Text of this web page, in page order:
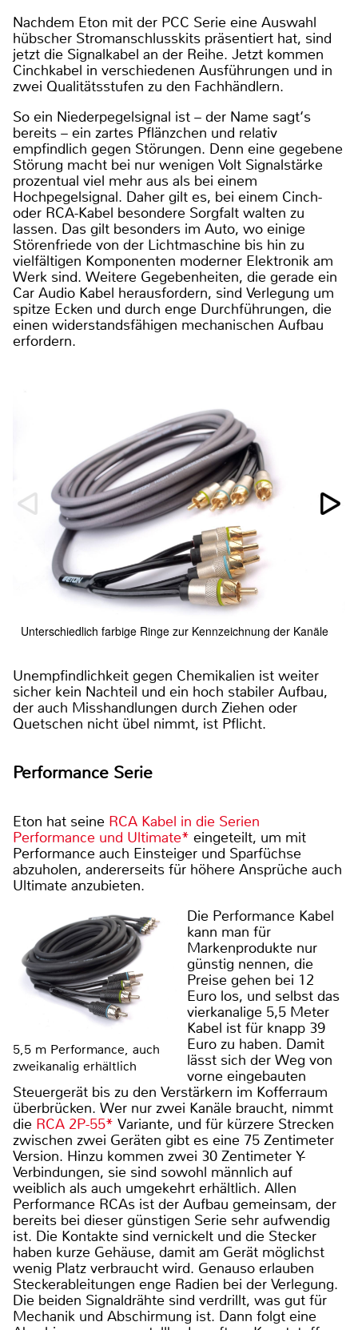
Nachdem Eton mit der PCC Serie eine Auswahl
hübscher Stromanschlusskits präsentiert hat, sind
jetzt die Signalkabel an der Reihe. Jetzt kommen
Cinchkabel in verschiedenen Ausführungen und in
zwei Qualitätsstufen zu den Fachhändlern.
So ein Niederpegelsignal ist – der Name sagt‘s
bereits – ein zartes Pflänzchen und relativ
empfindlich gegen Störungen. Denn eine gegebene
Störung macht bei nur wenigen Volt Signalstärke
prozentual viel mehr aus als bei einem
Hochpegelsignal. Daher gilt es, bei einem Cinch-
oder RCA-Kabel besondere Sorgfalt walten zu
lassen. Das gilt besonders im Auto, wo einige
Störenfriede von der Lichtmaschine bis hin zu
vielfältigen Komponenten moderner Elektronik am
Werk sind. Weitere Gegebenheiten, die gerade ein
Car Audio Kabel herausfordern, sind Verlegung um
spitze Ecken und durch enge Durchführungen, die
einen widerstandsfähigen mechanischen Aufbau
erfordern.
Unterschiedlich farbige Ringe zur Kennzeichnung der Kanäle
Unempfindlichkeit gegen Chemikalien ist weiter
sicher kein Nachteil und ein hoch stabiler Aufbau,
der auch Misshandlungen durch Ziehen oder
Quetschen nicht übel nimmt, ist Pflicht.
Performance Serie
Eton hat seine RCA Kabel in die Serien
Performance und Ultimate* eingeteilt, um mit
Performance auch Einsteiger und Sparfüchse
abzuholen, andererseits für höhere Ansprüche auch
Ultimate anzubieten.
5,5 m Performance, auch
zweikanalig erhältlich
Die Performance Kabel
kann man für
Markenprodukte nur
günstig nennen, die
Preise gehen bei 12
Euro los, und selbst das
vierkanalige 5,5 Meter
Kabel ist für knapp 39
Euro zu haben. Damit
lässt sich der Weg von
vorne eingebauten
Steuergerät bis zu den Verstärkern im Kofferraum
überbrücken. Wer nur zwei Kanäle braucht, nimmt
die RCA 2P-55* Variante, und für kürzere Strecken
zwischen zwei Geräten gibt es eine 75 Zentimeter
Version. Hinzu kommen zwei 30 Zentimeter Y-
Verbindungen, sie sind sowohl männlich auf
weiblich als auch umgekehrt erhältlich. Allen
Performance RCAs ist der Aufbau gemeinsam, der
bereits bei dieser günstigen Serie sehr aufwendig
ist. Die Kontakte sind vernickelt und die Stecker
haben kurze Gehäuse, damit am Gerät möglichst
wenig Platz verbraucht wird. Genauso erlauben
Steckerableitungen enge Radien bei der Verlegung.
Die beiden Signaldrähte sind verdrillt, was gut für
Mechanik und Abschirmung ist. Dann folgt eine